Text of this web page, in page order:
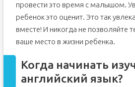
провести это время с малышом.
ребенок это оценит. Это так
вместе! И никогда не позволяйте
ваше место в жизни ребенка.
Когда начинать
английский язык?